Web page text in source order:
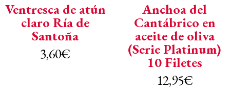
Ventresca de atún
claro Ría de
Santoña
3,60€
Anchoa del
Cantábrico en
aceite de oliva
(Serie Platinum)
10 Filetes
12,95€